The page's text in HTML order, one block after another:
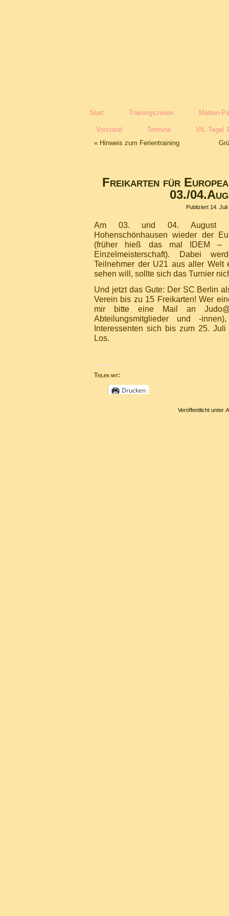
Start Trainingszeiten Matten-
Vorstand Termine
VfL-Tegel
« Hinweis zum Ferientraining
Freikarten für
03./
Publiziert 14. Juli
Am 03. und 04. August
Hohenschönhausen wieder der
(früher hieß das mal IDEM –
Einzelmeisterschaft). Dabei
Teilnehmer der U21 aus aller Welt
sehen will, sollte sich das Turnier
Und jetzt das Gute: Der SC Berlin
Verein bis zu 15 Freikarten! Wer
mir bitte eine Mail an
Abteilungsmitglieder und -
Interessenten sich bis zum 25.
Los.
Teilen mit:
Drucken
Veröffentlicht unter